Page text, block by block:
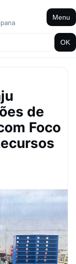
Menu
OK
de
Foco